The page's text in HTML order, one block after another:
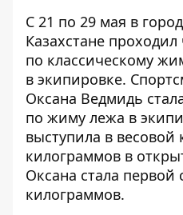
С 21 по 29 мая в
Казахстане проходил
по классическому
в экипировке.
Оксана Ведмидь
по жиму лежа в
выступила в весовой
килограммов в
Оксана стала первой
килограммов.